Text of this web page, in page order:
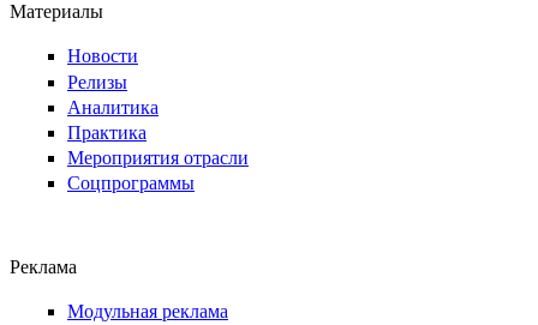
Материалы
Новости
Релизы
Аналитика
Практика
Мероприятия отрасли
Соцпрограммы
Реклама
Модульная реклама